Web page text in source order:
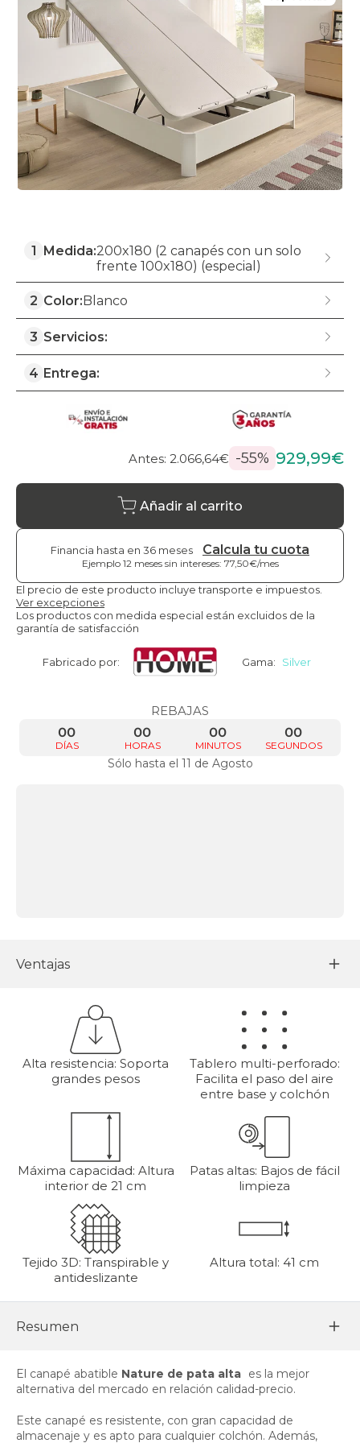
1 Medida:200x180 (2 canapés con un solo
frente 100x180) (especial)
2 Color: Blanco
3 Servicios:
4 Entrega:
Antes: 2.066,64€ -55% 929,99€
Añadir al carrito
Financia hasta en 36 meses Calcula tu cuota
Ejemplo 12 meses sin intereses: 77,50€/mes
El precio de este producto incluye transporte e impuestos.
Ver excepciones
Los productos con medida especial están excluidos de la
garantía de satisfacción
Fabricado por: Gama: Silver
REBAJAS
DÍAS
00
HORAS
00
MINUTOS
00
SEGUNDOS
00
Sólo hasta el 11 de Agosto
Ventajas
Alta resistencia: Soporta
grandes pesos
Tablero multi-perforado:
Facilita el paso del aire
entre base y colchón
Máxima capacidad: Altura
interior de 21 cm
Patas altas: Bajos de fácil
limpieza
Tejido 3D: Transpirable y
antideslizante
Altura total: 41 cm
Resumen
El canapé abatible Nature de pata alta es la mejor
alternativa del mercado en relación calidad-precio.
Este canapé es resistente, con gran capacidad de
almacenaje y es apto para cualquier colchón. Además,